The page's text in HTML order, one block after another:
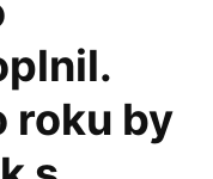
roku by